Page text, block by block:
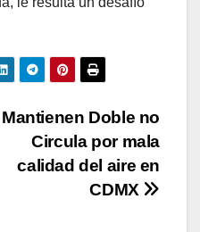
Mantienen Doble no
Circula por mala
calidad del aire en
CDMX